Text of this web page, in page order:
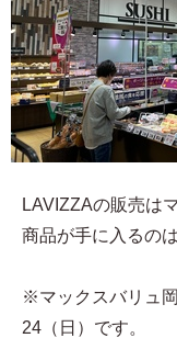
LAVIZZAの販売は
商品が手に入るの
※マックスバリュ
24（日）です。